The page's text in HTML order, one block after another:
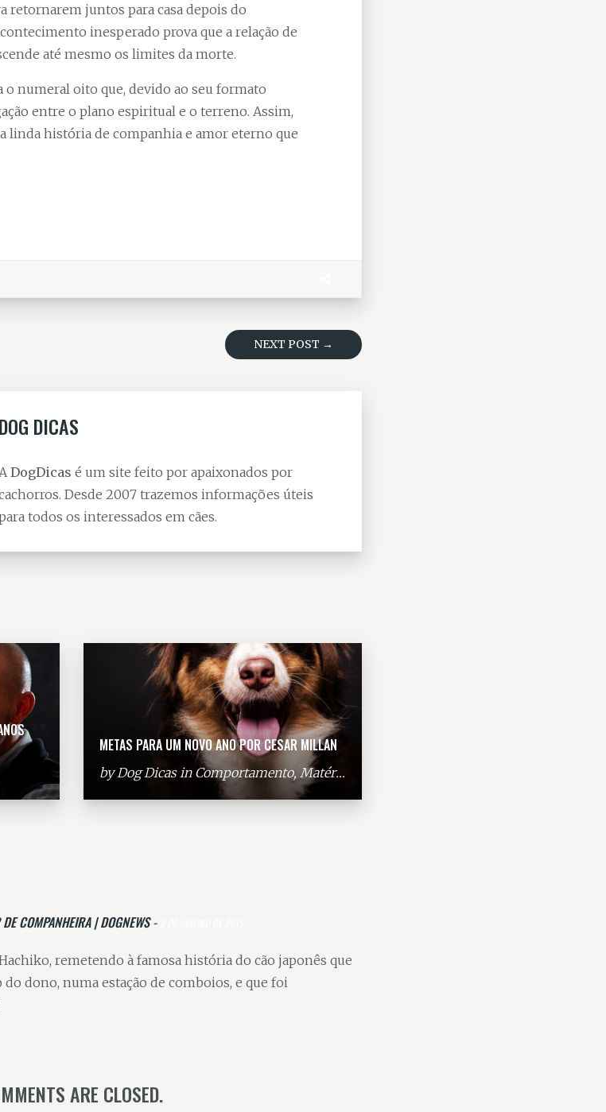
retornarem juntos para casa depois do
inesperado prova que a relação de
até mesmo os limites da morte.
o numeral oito que, devido ao seu formato
entre o plano espiritual e o terreno. Assim,
linda história de companhia e amor eterno que
NEXT POST →
DOG DICAS
ADogDicas é um site feito por apaixonados por
Desde 2007 trazemos informações úteis
todos os interessados em cães.
METAS PARA UM NOVO ANO POR CESAR MILLAN
byDog Dicasin Comportamento, Matérias
COMPANHEIRA | DOGNEWS-
remetendo à famosa história do cão japonês que
dono, numa estação de comboios, e que foi
ARE CLOSED.